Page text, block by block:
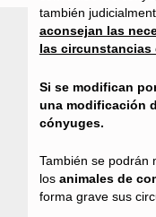
también
aconsejan las
las circunstancias
Si se modifican
una modificación
cónyuges.
También se podrán
los animales de
forma grave sus